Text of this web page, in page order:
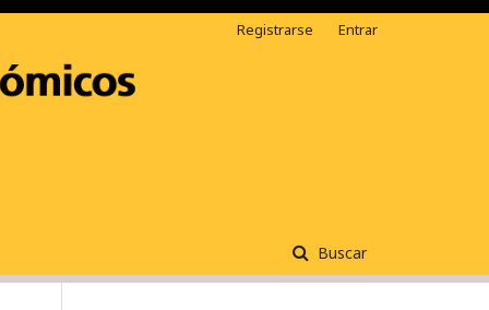
Buscar
Registrarse Entrar